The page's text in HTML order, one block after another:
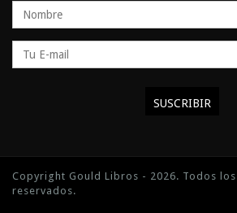
Copyright Gould Libros - 2026. Todos
reservados.